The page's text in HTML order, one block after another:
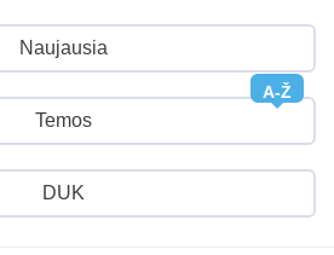
Naujausia
Temos
A-Ž
DUK